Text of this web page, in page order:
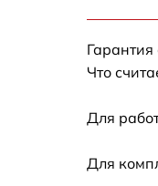
Что
Для
Для